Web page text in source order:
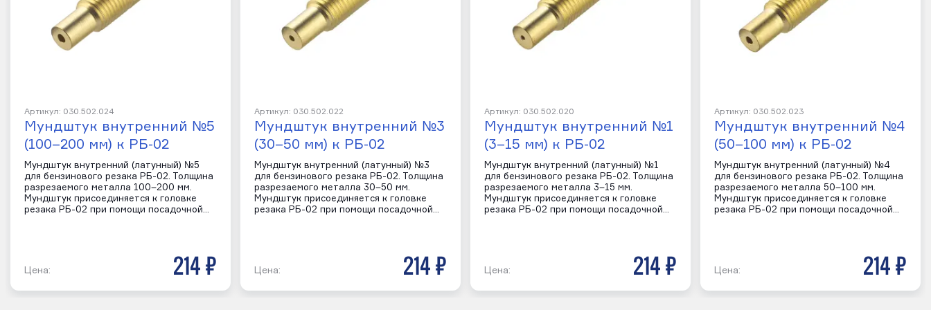
Артикул: 030.502.024
Мундштук внутренний №5
(100–200 мм) к РБ-02
Мундштук внутренний (латунный) №5
для бензинового резака РБ-02. Толщина
разрезаемого металла 100–200 мм.
Мундштук присоединяется к головке
резака РБ-02 при помощи посадочной…
Цена: 214 р
Артикул: 030.502.022
Мундштук внутренний №3
(30–50 мм) к РБ-02
Мундштук внутренний (латунный) №3
для бензинового резака РБ-02. Толщина
разрезаемого металла 30–50 мм.
Мундштук присоединяется к головке
резака РБ-02 при помощи посадочной…
Цена: 214 р
Артикул: 030.502.020
Мундштук внутренний №1
(3–15 мм) к РБ-02
Мундштук внутренний (латунный) №1
для бензинового резака РБ-02. Толщина
разрезаемого металла 3–15 мм.
Мундштук присоединяется к головке
резака РБ-02 при помощи посадочной…
Цена: 214 р
Артикул: 030.502.023
Мундштук внутренний №4
(50–100 мм) к РБ-02
Мундштук внутренний (латунный) №4
для бензинового резака РБ-02. Толщина
разрезаемого металла 50–100 мм.
Мундштук присоединяется к головке
резака РБ-02 при помощи посадочной…
Цена: 214 р